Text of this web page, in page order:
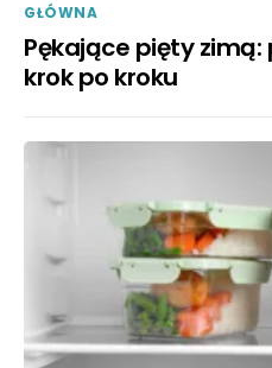
GŁÓWNA
Pękające pięty
krok po kroku